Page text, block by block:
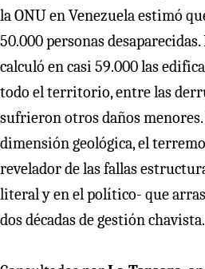
la ONU en Venezuela estimó
50.000 personas
calculó en casi 59.000 las
todo el territorio, entre las
sufrieron otros daños menores.
dimensión geológica, el
revelador de las fallas
literal y en el político- que
dos décadas de gestión chavista.